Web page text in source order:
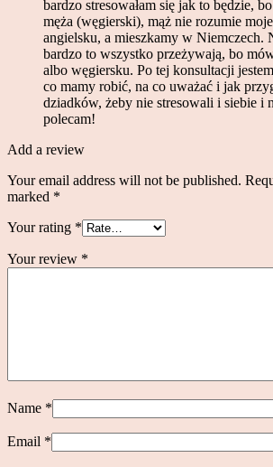
bardzo stresowałam się jak to będzie,
męża (węgierski), mąż nie rozumie
angielsku, a mieszkamy w Niemczech.
bardzo to wszystko przeżywają, bo
albo węgiersku. Po tej konsultacji
co mamy robić, na co uważać i jak
dziadków, żeby nie stresowali i siebie i
polecam!
Add a review
Your email address will not be published.
marked *
Your rating *
Your review *
Name *
Email *